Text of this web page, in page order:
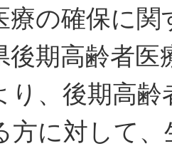
療の確保に関
後期高齢者医
り、後期高齢
方に対して